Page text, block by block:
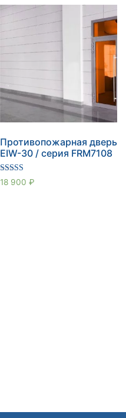
Противопожарная дверь
EIW-30 / серия FRM7108
Оценка
5.00
18 900 ₽